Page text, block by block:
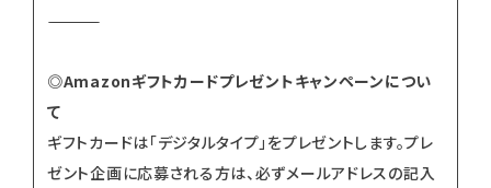
―――――――――――――――――――――――――――――――――
◎Amazonギフトカードプレゼントキャンペーンについ
て
ギフトカードは「デジタルタイプ」をプレゼントします。プレ
ゼント企画に応募される方は、必ずメールアドレスの記入